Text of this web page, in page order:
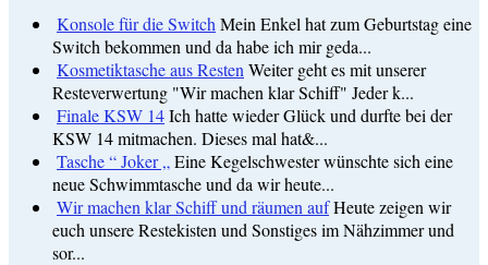
Konsole für die Switch Mein Enkel hat zum Geburtstag eine
Switch bekommen und da habe ich mir geda...
Kosmetiktasche aus Resten Weiter geht es mit unserer
Resteverwertung "Wir machen klar Schiff" Jeder k...
Finale KSW 14Ich hatte wieder Glück und durfte bei der
KSW 14 mitmachen. Dieses mal hat&...
Tasche “ Joker „ Eine Kegelschwester wünschte sich eine
neue Schwimmtasche und da wir heute...
Wir machen klar Schiff und räumen aufHeute zeigen wir
euch unsere Restekisten und Sonstiges im Nähzimmer und
sor...